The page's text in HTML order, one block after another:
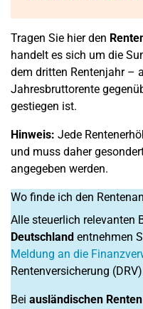
Tragen Sie hier den
handelt es sich um die
dem dritten Rentenjahr –
Jahresbruttorente
gestiegen ist.
Hinweis: Jede
und muss daher
angegeben werden.
Wo finde ich den
Alle steuerlich relevanten
Deutschland entnehmen
Meldung an die
Rentenversicherung
Bei ausländischen Renten